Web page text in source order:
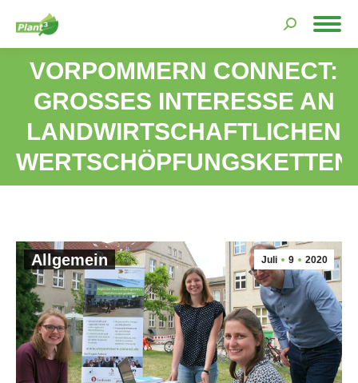
Search:
VORPOMMERN CONNECT:
GROSSES INTERESSE AN L
ANDWIRTSCHAFTLICHEN W
ERTSCHÖPFUNGSKETTEN
Juli 9 2020
Allgemein